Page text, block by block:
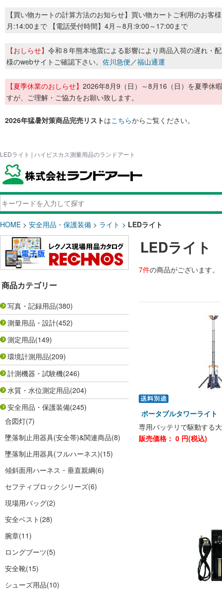
【買い物カートの計算方法のお知らせ】買い物カートご利用のお客
月:14:00まで 【電話受付時間】4月～8月:9:00～17:00まで
【おしらせ】 令和８年熊本地震による影響により商品入荷の遅れ・
様のwebサイトご確認下さい。 佐川急便／福山通運
【夏季休業のおしらせ】 2026年8月9（日）～8月16（日）を夏季休
すが、ご理解・ご協力をお願い致します。
2026年猛暑対策商品完売リストはこちらからご覧ください。
LEDライト | ハイビスカス測量用品のランドアート
HOME > 安全用品・保護装備 > ライト > LEDライト
商品カテゴリー
写真・記録用品(380)
測量用品・設計(452)
測定用品(149)
環境計測用品(209)
計測機器・試験機(246)
水質・水位測定用品(204)
安全用品・保護装備(245)
合図灯(7)
墜落制止用器具(安全帯)&関連商品(8)
墜落制止用器具(フルハーネス)(15)
傾斜面用ハーネス・垂直親綱(6)
セフティブロックシリーズ(6)
現場用バッグ(2)
安全ベスト (28)
腕章(11)
ロングブーツ(5)
安全靴(15)
シューズ用品(10)
LEDライト
7件の商品がございます。
ポータブルタワーラ
専用バッテリで駆動する
販売価格： 0 円(税込)